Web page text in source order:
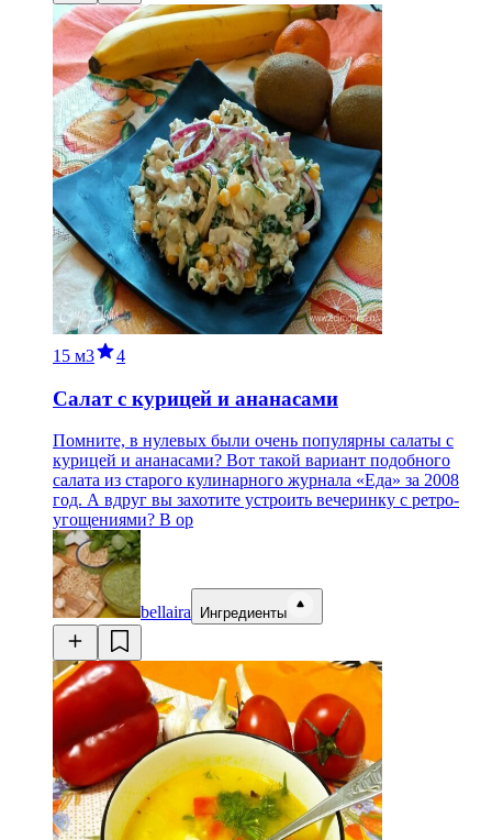
15 м3 4
Салат с курицей и ананасами
Помните, в нулевых были очень популярны салаты с
курицей и ананасами? Вот такой вариант подобного
салата из старого кулинарного журнала «Еда» за 2008
год. А вдруг вы захотите устроить вечеринку с ретро-
угощениями? В ор
bellaira Ингредиенты